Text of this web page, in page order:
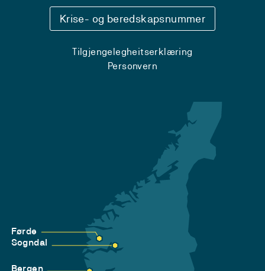
Krise- og beredskapsnummer
Tilgjengelegheitserklæring
Personvern
Førde
Sogndal
Bergen